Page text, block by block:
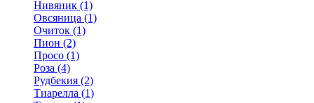
Нивяник (1)
Овсяница (1)
Очиток (1)
Пион (2)
Просо (1)
Роза (4)
Рудбекия (2)
Тиарелла (1)